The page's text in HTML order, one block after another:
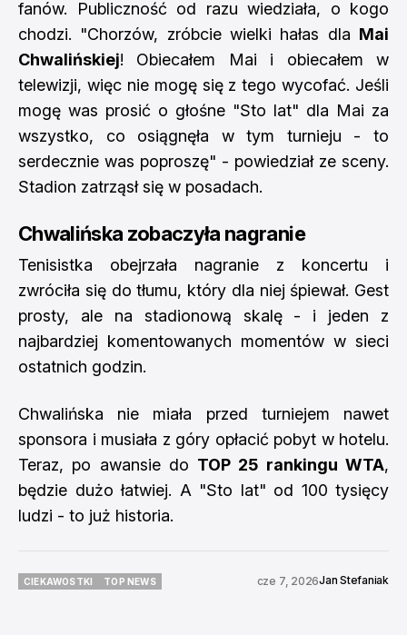
fanów. Publiczność od razu wiedziała, o kogo
chodzi. "Chorzów, zróbcie wielki hałas dla Mai
Chwalińskiej! Obiecałem Mai i obiecałem w
telewizji, więc nie mogę się z tego wycofać. Jeśli
mogę was prosić o głośne "Sto lat" dla Mai za
wszystko, co osiągnęła w tym turnieju - to
serdecznie was poproszę" - powiedział ze sceny.
Stadion zatrząsł się w posadach.
Chwalińska zobaczyła nagranie
Tenisistka obejrzała nagranie z koncertu i
zwróciła się do tłumu, który dla niej śpiewał. Gest
prosty, ale na stadionową skalę - i jeden z
najbardziej komentowanych momentów w sieci
ostatnich godzin.
Chwalińska nie miała przed turniejem nawet
sponsora i musiała z góry opłacić pobyt w hotelu.
Teraz, po awansie do TOP 25 rankingu WTA,
będzie dużo łatwiej. A "Sto lat" od 100 tysięcy
ludzi - to już historia.
CIEKAWOSTKI
TOP NEWS
cze 7, 2026Jan Stefaniak